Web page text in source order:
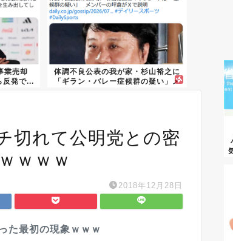
業売却
反発で...
体調不良公表の我が家・杉山裕之に
「ギラン・バレー症候群の疑い」メ
切れて公明党との密
ｗｗｗ
2018年12月28日
た最初の現象ｗｗｗ